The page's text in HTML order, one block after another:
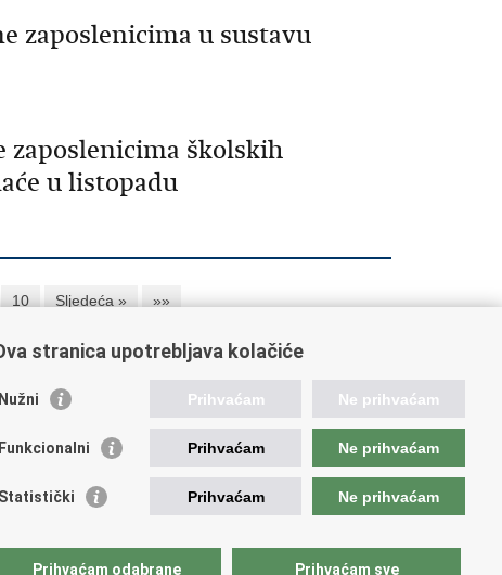
zaposlenicima u sustavu
zaposlenicima školskih
u listopadu
10 Sljedeća » »»
Korisne poveznice
AZOO
AMPEU
stranica upotrebljava kolačiće
Nužni Prihvaćam Ne prihvaćam
Funkcionalni Prihvaćam Ne prihvaćam
Statistički Prihvaćam Ne prihvaćam
Prihvaćam odabrane Prihvaćam sve